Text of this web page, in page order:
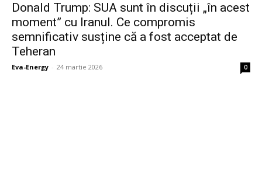
Donald Trump: SUA sunt în discuții „în acest
moment” cu Iranul. Ce compromis
semnificativ susține că a fost acceptat de
Teheran
Eva-Energy - 24 martie 2026 0